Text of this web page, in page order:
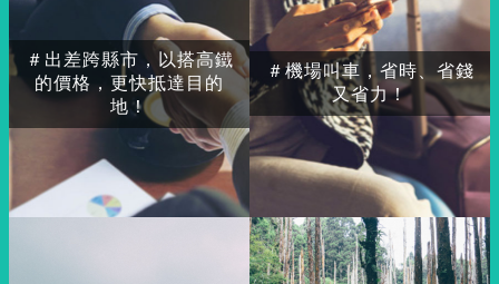
＃出差跨縣市，以搭高鐵
的價格，更快抵達目的
地！
＃機場叫車，省時、省錢
又省力！